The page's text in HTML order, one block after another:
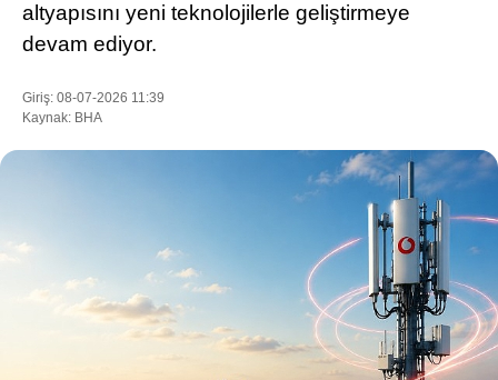
WhatsApp İhbar Hattı
Facebook
Instagram
TEKNOLOJİ
altyapısını yeni teknolojilerle geliştirmeye
devam ediyor.
Giriş: 08-07-2026 11:39
Kaynak: BHA